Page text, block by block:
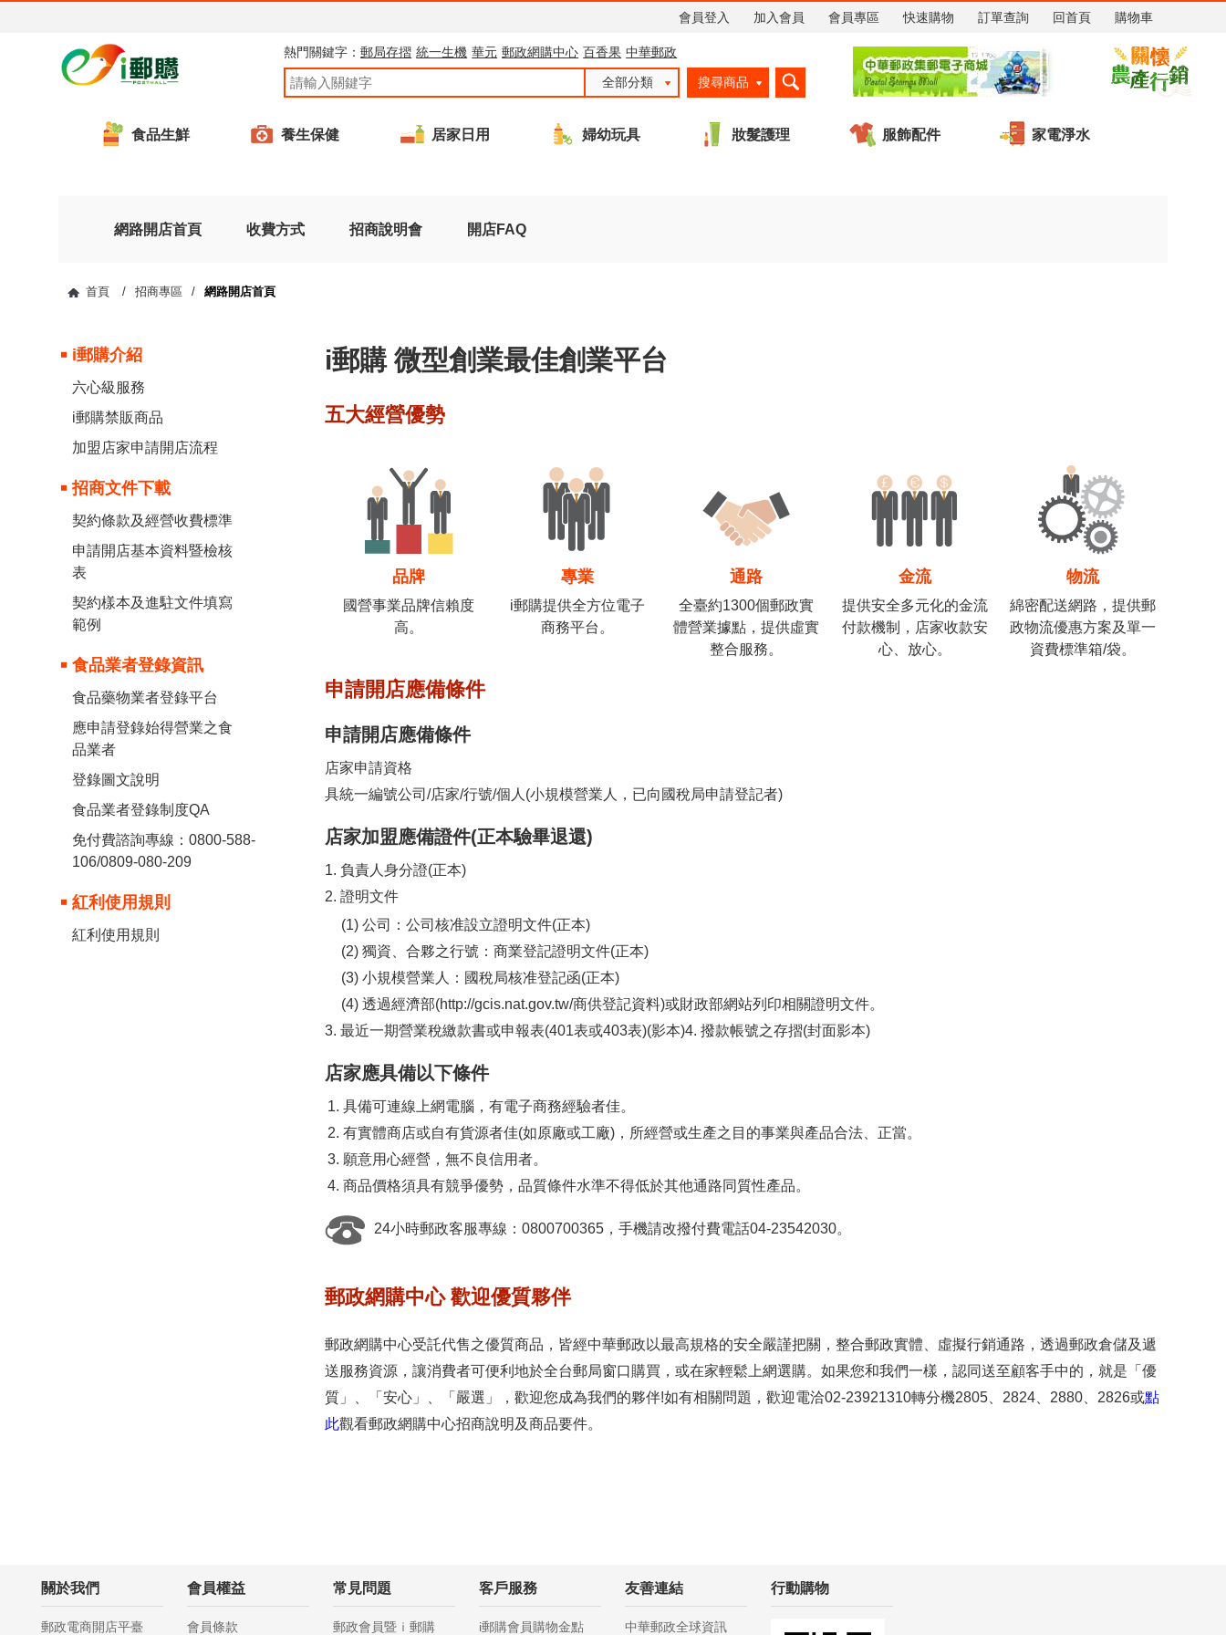
購物車
會員專區 快速購物 訂單查詢 回首頁
加入會員
會員登入
熱門關鍵字：郵局存摺 統一生機 華元 郵政網購中心 百香果 中華郵政
全部分類 搜尋商品
食品生鮮 養生保健 居家日用 婦幼玩具 妝髮護理 服飾配件 家電淨水
網路開店首頁 收費方式 招商說明會 開店FAQ
首頁 / 招商專區 / 網路開店首頁
i郵購介紹
六心級服務
i郵購禁販商品
加盟店家申請開店流程
招商文件下載
契約條款及經營收費標準
申請開店基本資料暨檢核
表
契約樣本及進駐文件填寫
範例
食品業者登錄資訊
食品藥物業者登錄平台
應申請登錄始得營業之食
品業者
登錄圖文說明
食品業者登錄制度QA
免付費諮詢專線：0800-588-
106/0809-080-209
紅利使用規則
紅利使用規則
i郵購 微型創業最佳創業平台
五大經營優勢
品牌
國營事業品牌信賴度
高。
專業
i郵購提供全方位電子
商務平台。
通路
全臺約1300個郵政實
體營業據點，提供虛實
整合服務。
金流
提供安全多元化的金流
付款機制，店家收款安
心、放心。
物流
綿密配送網路，提供郵
政物流優惠方案及單一
資費標準箱/袋。
申請開店應備條件
申請開店應備條件
店家申請資格
具統一編號公司/店家/行號/個人(小規模營業人，已向國稅局申請登記者)
店家加盟應備證件(正本驗畢退還)
1. 負責人身分證(正本)
2. 證明文件
(1) 公司：公司核准設立證明文件(正本)
(2) 獨資、合夥之行號：商業登記證明文件(正本)
(3) 小規模營業人：國稅局核准登記函(正本)
(4) 透過經濟部(http://gcis.nat.gov.tw/商供登記資料)或財政部網站列印相關證明文件。
3. 最近一期營業稅繳款書或申報表(401表或403表)(影本)4. 撥款帳號之存摺(封面影本)
店家應具備以下條件
具備可連線上網電腦，有電子商務經驗者佳。
有實體商店或自有貨源者佳(如原廠或工廠)，所經營或生產之目的事業與產品合法、正當。
願意用心經營，無不良信用者。
商品價格須具有競爭優勢，品質條件水準不得低於其他通路同質性產品。
24小時郵政客服專線：0800700365，手機請改撥付費電話04-23542030。
郵政網購中心 歡迎優質夥伴
郵政網購中心受託代售之優質商品，皆經中華郵政以最高規格的安全嚴謹把關，整合郵政實體、虛擬行銷通路，透過郵政倉儲及遞
送服務資源，讓消費者可便利地於全台郵局窗口購買，或在家輕鬆上網選購。如果您和我們一樣，認同送至顧客手中的，就是「優
質」、「安心」、「嚴選」，歡迎您成為我們的夥伴!如有相關問題，歡迎電洽02-23921310轉分機2805、2824、2880、2826或點
此觀看郵政網購中心招商說明及商品要件。
關於我們
郵政電商開店平臺
會員權益
會員條款
常見問題
郵政會員暨ｉ郵購
客戶服務
i郵購會員購物金點
友善連結
中華郵政全球資訊
行動購物